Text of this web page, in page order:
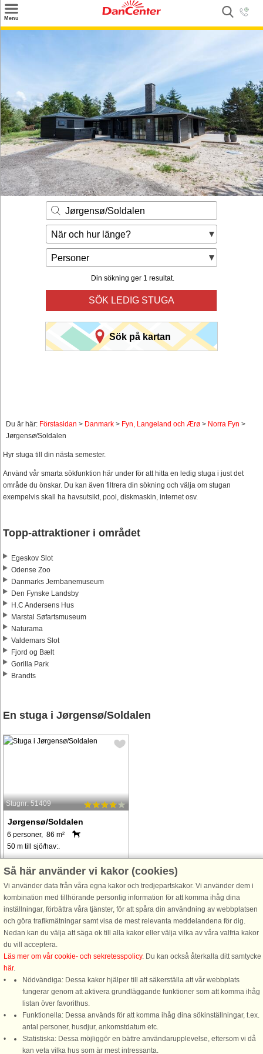
Menu
Info
Service
Kontakt
Husägare
Jørgensø/Soldalen
När och hur länge?
Personer
Din sökning ger 1 resultat.
SÖK LEDIG STUGA
Sök på kartan
Du är här: Förstasidan > Danmark > Fyn, Langeland och Ærø > Norra Fyn >
Jørgensø/Soldalen
Hyr stuga till din nästa semester.
Använd vår smarta sökfunktion här under för att hitta en ledig stuga i just det
område du önskar. Du kan även filtrera din sökning och välja om stugan
exempelvis skall ha havsutsikt, pool, diskmaskin, internet osv.
Topp-attraktioner i området
Egeskov Slot
Odense Zoo
Danmarks Jernbanemuseum
Den Fynske Landsby
H.C Andersens Hus
Marstal Søfartsmuseum
Naturama
Valdemars Slot
Fjord og Bælt
Gorilla Park
Brandts
En stuga i Jørgensø/Soldalen
Stugnr: 51409
Jørgensø/Soldalen
6 personer, 86 m²
50 m till sjö/hav:.
I første række ca. 50 meter fra vandet
på en beplantet naturgrund ligger
dette velindrettede sommerhus med
spabad og sauna. Dobbeltsengen i
det ene soverum er elavationsseng.
Huset er lyst og komfortabelt ...
från 10.678 SEK
DanCenter A/S - Kronprinsensgade 3, 2. - 1114 København K - Danmark
Tel.: +45 70 13 00 00 - Fax.: +45 70 13 70 70 - Bank: Danske Bank/Stockholm
Så här använder vi kakor (cookies)
Vi använder data från våra egna kakor och tredjepartskakor. Vi använder dem i
kombination med tillhörande personlig information för att komma ihåg dina
inställningar, förbättra våra tjänster, för att spåra din användning av webbplatsen
och göra trafikmätningar samt visa de mest relevanta meddelandena för dig.
Nedan kan du välja att säga ok till alla kakor eller välja vilka av våra valfria kakor
du vill acceptera.
Läs mer om vår cookie- och sekretesspolicy. Du kan också återkalla ditt samtycke
här.
Nödvändiga: Dessa kakor hjälper till att säkerställa att vår webbplats
fungerar genom att aktivera grundläggande funktioner som att komma ihåg
listan över favorithus.
Funktionella: Dessa används för att komma ihåg dina sökinställningar, t.ex.
antal personer, husdjur, ankomstdatum etc.
Statistiska: Dessa möjliggör en bättre användarupplevelse, eftersom vi då
kan veta vilka hus som är mest intressanta.